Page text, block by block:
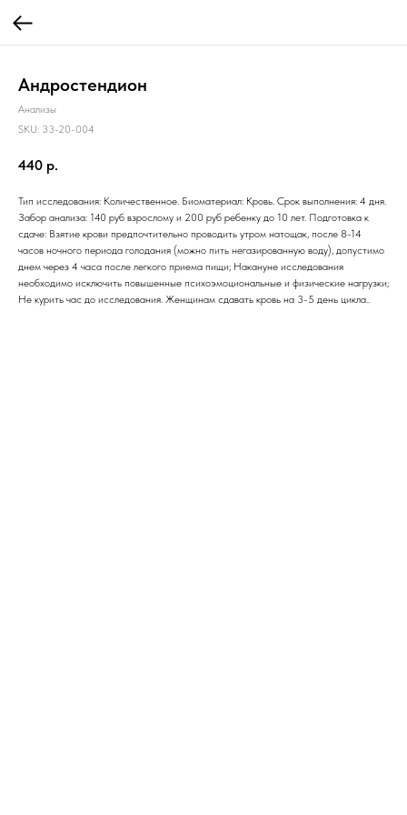
Андростендион
Анализы
SKU: 33-20-004
440 р.
Тип исследования: Количественное. Биоматериал: Кровь. Срок выполнения: 4 дня.
Забор анализа: 140 руб взрослому и 200 руб ребенку до 10 лет. Подготовка к
сдаче: Взятие крови предпочтительно проводить утром натощак, после 8-14
часов ночного периода голодания (можно пить негазированную воду), допустимо
днем через 4 часа после легкого приема пищи; Накануне исследования
необходимо исключить повышенные психоэмоциональные и физические нагрузки;
Не курить час до исследования. Женщинам сдавать кровь на 3-5 день цикла..